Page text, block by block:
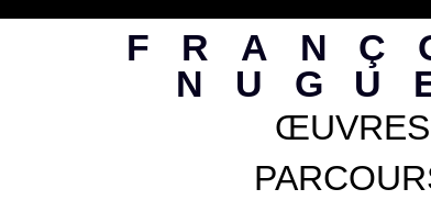
ŒUVRES